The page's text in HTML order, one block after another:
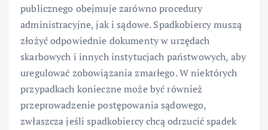
publicznego obejmuje zarówno procedury
administracyjne, jak i sądowe. Spadkobiercy muszą
złożyć odpowiednie dokumenty w urzędach
skarbowych i innych instytucjach państwowych, aby
uregulować zobowiązania zmarłego. W niektórych
przypadkach konieczne może być również
przeprowadzenie postępowania sądowego,
zwłaszcza jeśli spadkobiercy chcą odrzucić spadek